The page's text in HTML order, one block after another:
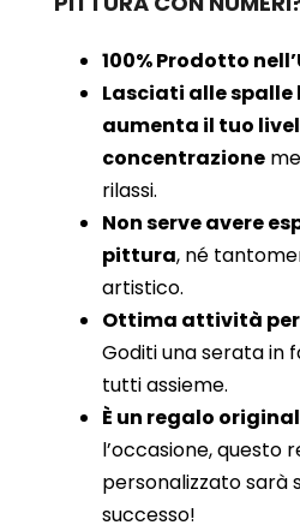
100% Prodotto
Lasciati alle spalle
aumenta il tuo
concentrazione
rilassi.
Non serve avere
pittura, né
artistico.
Ottima attività
Goditi una serata in
tutti assieme.
È un regalo
l’occasione, questo
personalizzato sarà
successo!